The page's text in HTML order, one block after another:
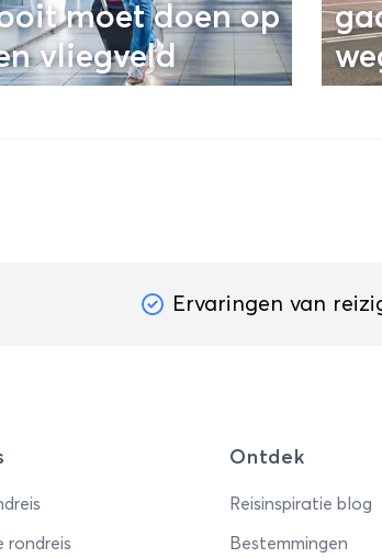
moet doen op
vliegveld
Ervaringen van
rondreis
Ontdek
Reisinspiratie blog
Bestemmingen